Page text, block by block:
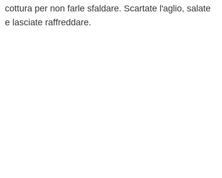
cottura per non farle sfaldare. Scartate l'aglio, salate
e lasciate raffreddare.